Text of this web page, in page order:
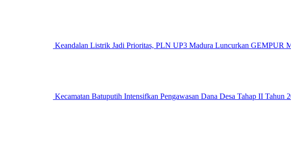
Keandalan Listrik Jadi Prioritas, PLN UP3 Madura Luncurkan
Kecamatan Batuputih Intensifkan Pengawasan Dana Desa Tahap II Tahun